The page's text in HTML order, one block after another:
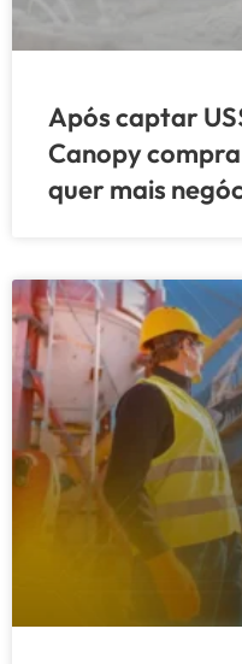
Após captar
Canopy compra
quer mais